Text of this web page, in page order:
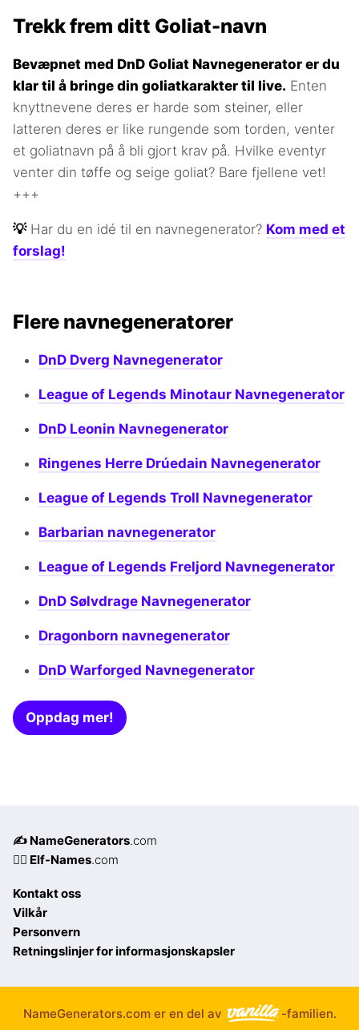
Trekk frem ditt Goliat-navn
Bevæpnet med DnD Goliat Navnegenerator er du
klar til å bringe din goliatkarakter til live. Enten
knyttnevene deres er harde som steiner, eller
latteren deres er like rungende som torden, venter
et goliatnavn på å bli gjort krav på. Hvilke eventyr
venter din tøffe og seige goliat? Bare fjellene vet!
+++
💡 Har du en idé til en navnegenerator? Kom med et
forslag!
Flere navnegeneratorer
DnD Dverg Navnegenerator
League of Legends Minotaur Navnegenerator
DnD Leonin Navnegenerator
Ringenes Herre Drúedain Navnegenerator
League of Legends Troll Navnegenerator
Barbarian navnegenerator
League of Legends Freljord Navnegenerator
DnD Sølvdrage Navnegenerator
Dragonborn navnegenerator
DnD Warforged Navnegenerator
Oppdag mer!
✍️ NameGenerators.com
🧝‍♀️ Elf-Names.com
Kontakt oss
Vilkår
Personvern
Retningslinjer for informasjonskapsler
NameGenerators.com er en del av -familien.